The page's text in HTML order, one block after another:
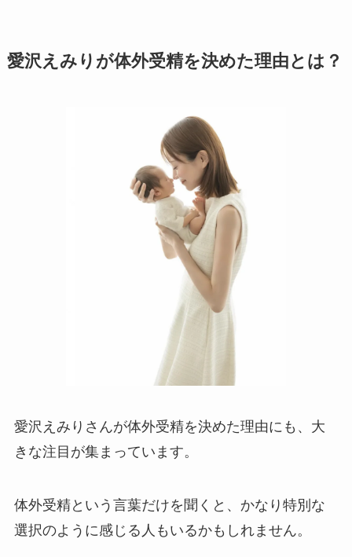
愛沢えみりが体外受精を決めた理由とは？
愛沢えみりさんが体外受精を決めた理由にも、大
きな注目が集まっています。
体外受精という言葉だけを聞くと、かなり特別な
選択のように感じる人もいるかもしれません。